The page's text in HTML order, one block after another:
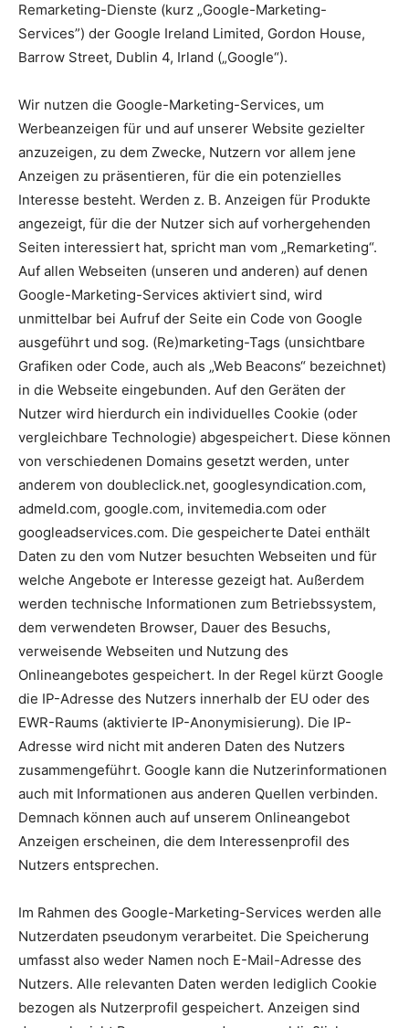
Remarketing-Dienste (kurz „Google-Marketing-
Services”) der Google Ireland Limited, Gordon House,
Barrow Street, Dublin 4, Irland („Google“).
Wir nutzen die Google-Marketing-Services, um
Werbeanzeigen für und auf unserer Website gezielter
anzuzeigen, zu dem Zwecke, Nutzern vor allem jene
Anzeigen zu präsentieren, für die ein potenzielles
Interesse besteht. Werden z. B. Anzeigen für Produkte
angezeigt, für die der Nutzer sich auf vorhergehenden
Seiten interessiert hat, spricht man vom „Remarketing“.
Auf allen Webseiten (unseren und anderen) auf denen
Google-Marketing-Services aktiviert sind, wird
unmittelbar bei Aufruf der Seite ein Code von Google
ausgeführt und sog. (Re)marketing-Tags (unsichtbare
Grafiken oder Code, auch als „Web Beacons“ bezeichnet)
in die Webseite eingebunden. Auf den Geräten der
Nutzer wird hierdurch ein individuelles Cookie (oder
vergleichbare Technologie) abgespeichert. Diese können
von verschiedenen Domains gesetzt werden, unter
anderem von doubleclick.net, googlesyndication.com,
admeld.com, google.com, invitemedia.com oder
googleadservices.com. Die gespeicherte Datei enthält
Daten zu den vom Nutzer besuchten Webseiten und für
welche Angebote er Interesse gezeigt hat. Außerdem
werden technische Informationen zum Betriebssystem,
dem verwendeten Browser, Dauer des Besuchs,
verweisende Webseiten und Nutzung des
Onlineangebotes gespeichert. In der Regel kürzt Google
die IP-Adresse des Nutzers innerhalb der EU oder des
EWR-Raums (aktivierte IP-Anonymisierung). Die IP-
Adresse wird nicht mit anderen Daten des Nutzers
zusammengeführt. Google kann die Nutzerinformationen
auch mit Informationen aus anderen Quellen verbinden.
Demnach können auch auf unserem Onlineangebot
Anzeigen erscheinen, die dem Interessenprofil des
Nutzers entsprechen.
Im Rahmen des Google-Marketing-Services werden alle
Nutzerdaten pseudonym verarbeitet. Die Speicherung
umfasst also weder Namen noch E-Mail-Adresse des
Nutzers. Alle relevanten Daten werden lediglich Cookie
bezogen als Nutzerprofil gespeichert. Anzeigen sind